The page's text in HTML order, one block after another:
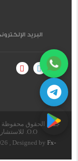
البريد
جميع الحقوق محفوظة
O.O. للاستشارات و التدريب – جمهورية بولندا الإتحادية.
, Designed byFx-